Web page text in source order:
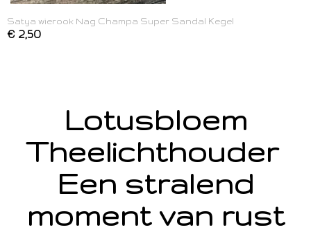
Satya wierook Nag Champa Super Sandal Kegel
€ 2,50
Lotusbloem
Theelichthouder
Een stralend
moment van rust